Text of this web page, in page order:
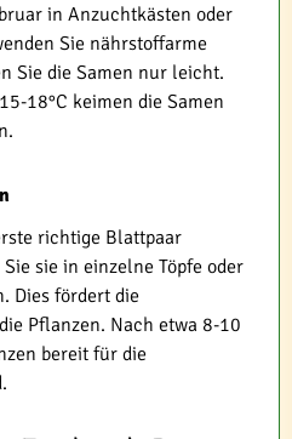
in Anzuchtkästen oder
Sie nährstoffarme
Sie die Samen nur leicht.
18°C keimen die Samen
richtige Blattpaar
sie in einzelne Töpfe oder
Dies fördert die
Pflanzen. Nach etwa 8-10
bereit für die